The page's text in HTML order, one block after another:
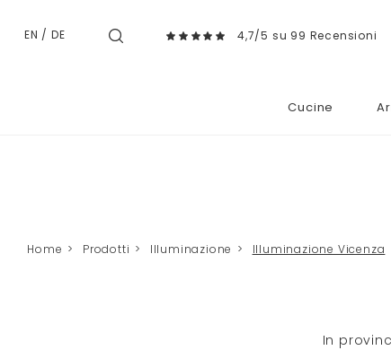
EN / DE 4,7/5 su 99 Recensioni
Cucine
Home > Prodotti > Illuminazione > Illuminazione Vicenza
In